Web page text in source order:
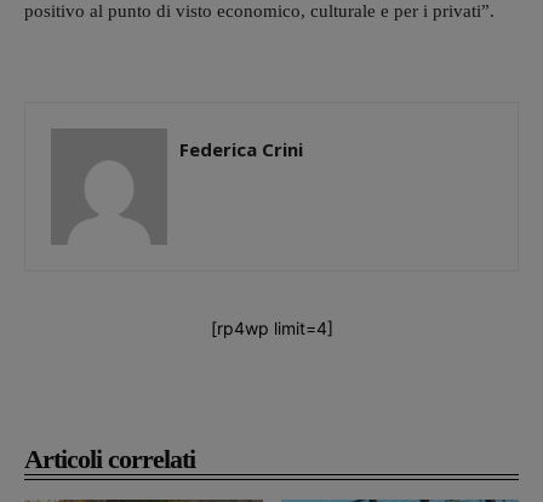
Articoli correlati
positivo al punto di visto economico, culturale e per i privati”.
Federica Crini
[rp4wp limit=4]